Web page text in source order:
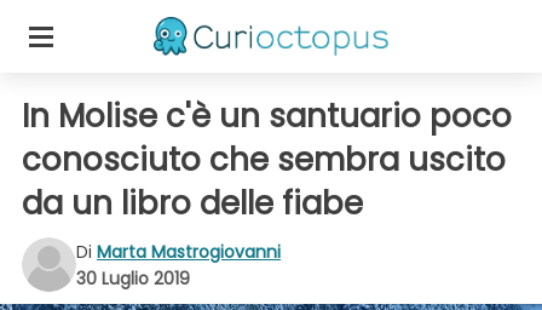
In Molise c'è un santuario poco
conosciuto che sembra uscito
da un libro delle fiabe
Di Marta Mastrogiovanni
30 Luglio 2019